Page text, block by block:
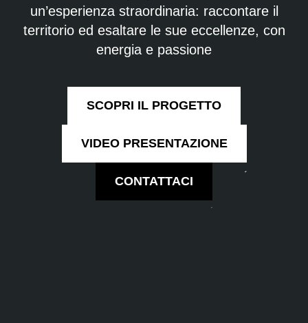
un’esperienza straordinaria: raccontare il
territorio ed esaltare le sue eccellenze, con
energia e passione
SCOPRI IL PROGETTO
VIDEO PRESENTAZIONE
CONTATTACI